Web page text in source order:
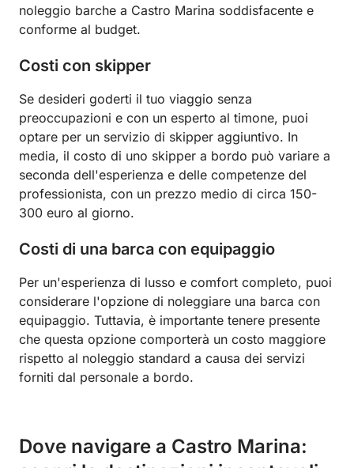
noleggio barche a Castro Marina soddisfacente e
conforme al budget.
Costi con skipper
Se desideri goderti il tuo viaggio senza
preoccupazioni e con un esperto al timone, puoi
optare per un servizio di skipper aggiuntivo. In
media, il costo di uno skipper a bordo può variare a
seconda dell'esperienza e delle competenze del
professionista, con un prezzo medio di circa 150-
300 euro al giorno.
Costi di una barca con equipaggio
Per un'esperienza di lusso e comfort completo, puoi
considerare l'opzione di noleggiare una barca con
equipaggio. Tuttavia, è importante tenere presente
che questa opzione comporterà un costo maggiore
rispetto al noleggio standard a causa dei servizi
forniti dal personale a bordo.
Dove navigare a Castro Marina: